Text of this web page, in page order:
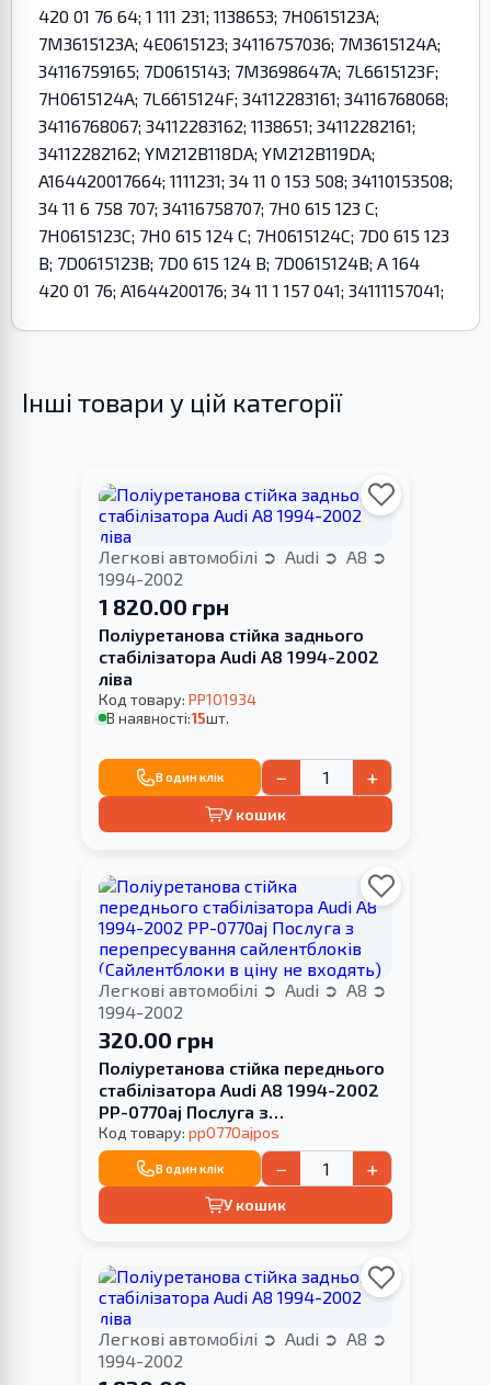
420 01 76 64; 1 111 231; 1138653; 7H0615123A;
7M3615123A; 4E0615123; 34116757036; 7M3615124A;
34116759165; 7D0615143; 7M3698647A; 7L6615123F;
7H0615124A; 7L6615124F; 34112283161; 34116768068;
34116768067; 34112283162; 1138651; 34112282161;
34112282162; YM212B118DA; YM212B119DA;
A164420017664; 1111231; 34 11 0 153 508; 34110153508;
34 11 6 758 707; 34116758707; 7H0 615 123 C;
7H0615123C; 7H0 615 124 C; 7H0615124C; 7D0 615 123
B; 7D0615123B; 7D0 615 124 B; 7D0615124B; A 164
420 01 76; A1644200176; 34 11 1 157 041; 34111157041;
Інші товари у цій категорії
Легкові автомобілі Audi
A8
1994-2002
1 820.00 грн
Поліуретанова стійка заднього
стабілізатора Audi A8 1994-2002
ліва
Код товару: PP101934
В наявності:15шт.
В один клік − +
У кошик
Легкові автомобілі Audi
A8
1994-2002
320.00 грн
Поліуретанова стійка переднього
стабілізатора Audi A8 1994-2002
PP-0770aj Послуга з
перепресування сайлентблоків
(Сайлентблоки в ціну не входять)
Код товару: pp0770ajpos
В один клік − +
У кошик
Легкові автомобілі Audi
A8
1994-2002